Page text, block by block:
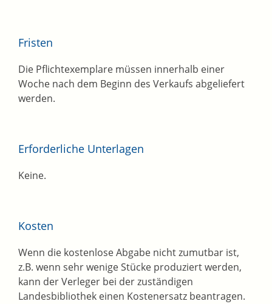
Fristen
Die Pflichtexemplare müssen innerhalb einer
Woche nach dem Beginn des Verkaufs abgeliefert
werden.
Erforderliche Unterlagen
Keine.
Kosten
Wenn die kostenlose Abgabe nicht zumutbar ist,
z.B. wenn sehr wenige Stücke produziert werden,
kann der Verleger bei der zuständigen
Landesbibliothek einen Kostenersatz beantragen.